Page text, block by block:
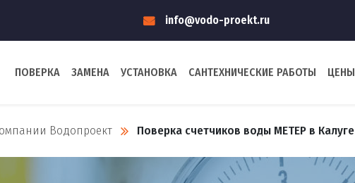
info@vodo-proekt.ru
ПОВЕРКА ЗАМЕНА УСТАНОВКА САНТЕХНИЧЕСКИЕ РАБОТЫ ЦЕНЫ
Водопроект Поверка счетчиков воды МЕТЕР в Калуге